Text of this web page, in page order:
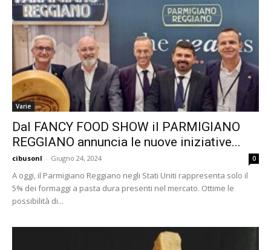
Varie
Dal FANCY FOOD SHOW il PARMIGIANO
REGGIANO annuncia le nuove iniziative...
cibusonl - Giugno 24, 2024 0
A oggi, il Parmigiano Reggiano negli Stati Uniti rappresenta solo il
5% dei formaggi a pasta dura presenti nel mercato. Ottime le
possibilità di...